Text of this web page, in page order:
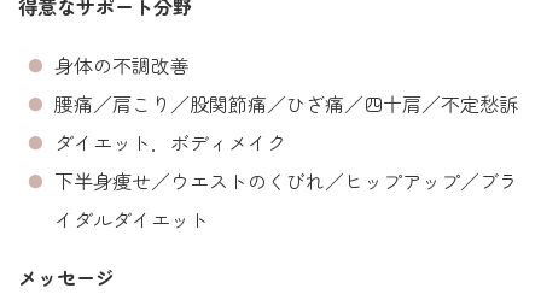
身体の不調改善
腰痛／肩こり／股関節痛／ひざ痛／四十肩／不定愁訴
ダイエット．ボディメイク
下半身痩せ／ウエストのくびれ／ヒップアップ／ブラ
イダルダイエット
メッセージ